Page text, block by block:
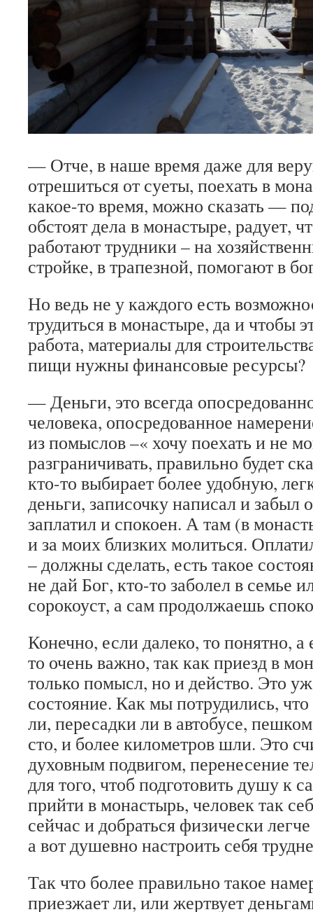
— Отче, в наше время даже для
отрешиться от суеты, поехать в
какое-то время, можно сказать —
обстоят дела в монастыре, радует,
работают трудники – на
стройке, в трапезной, помогают в
Но ведь не у каждого есть
трудиться в монастыре, да и чтобы
работа, материалы для
пищи нужны финансовые ресурсы?
— Деньги, это всегда
человека, опосредованное
из помыслов –« хочу поехать и не
разграничивать, правильно будет
кто-то выбирает более удобную,
деньги, записочку написал и
заплатил и спокоен. А там (в
и за моих близких молиться.
– должны сделать, есть такое
не дай Бог, кто-то заболел в семье
сорокоуст, а сам продолжаешь
Конечно, если далеко, то понятно, а
то очень важно, так как приезд в
только помысл, но и действо. Это
состояние. Как мы потрудились,
ли, пересадки ли в автобусе,
сто, и более километров шли. Это
духовным подвигом, перенесение
для того, чтоб подготовить душу к
прийти в монастырь, человек так
сейчас и добраться физически
а вот душевно настроить себя
Так что более правильно такое
приезжает ли, или жертвует